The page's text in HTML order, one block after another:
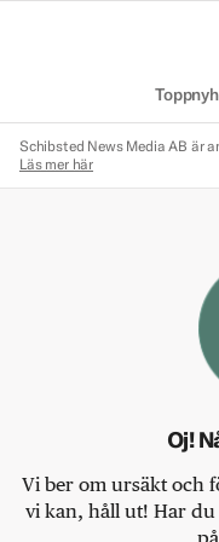
Schibsted News Media AB är
Läs mer här
Oj!
Vi ber om ursäkt och
vi kan, håll ut! Har